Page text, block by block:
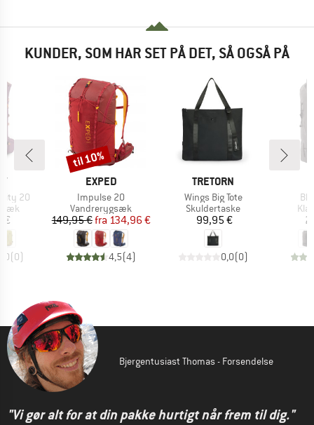
KUNDER, SOM HAR SET PÅ DET, SÅ OGSÅ PÅ
20
€
(0)
MÆRKE
EXPED
Artikel
Impulse 20
Produktgruppe
Vandrerygsæk
Pris
149,95 € Nedsat pris
fra 134,96 €
4,5(4)
Rabat
til 10%
MÆRKE
TRETORN
Artikel
Wings Big Tote
Produktgruppe
Skuldertaske
Pris
99,95 €
0,0(0)
Bjergentusiast Thomas - Forsendelse
"Vi gør alt for at din pakke hurtigt når frem til dig."